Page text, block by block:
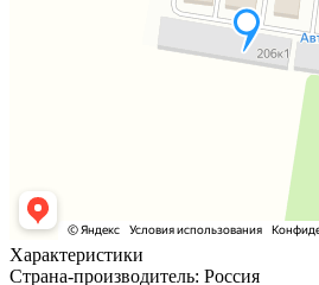
Характеристики
Страна-производитель: Россия